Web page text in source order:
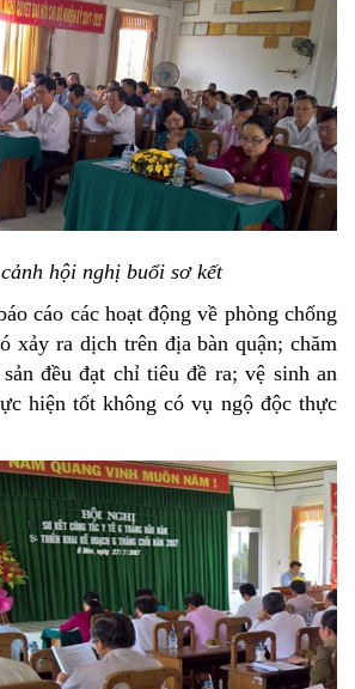
hội nghị buổi sơ kết
cáo các hoạt động về phòng chống
xảy ra dịch trên địa bàn quận; chăm
đều đạt chỉ tiêu đề ra; vệ sinh an
hiện tốt không có vụ ngộ độc thực